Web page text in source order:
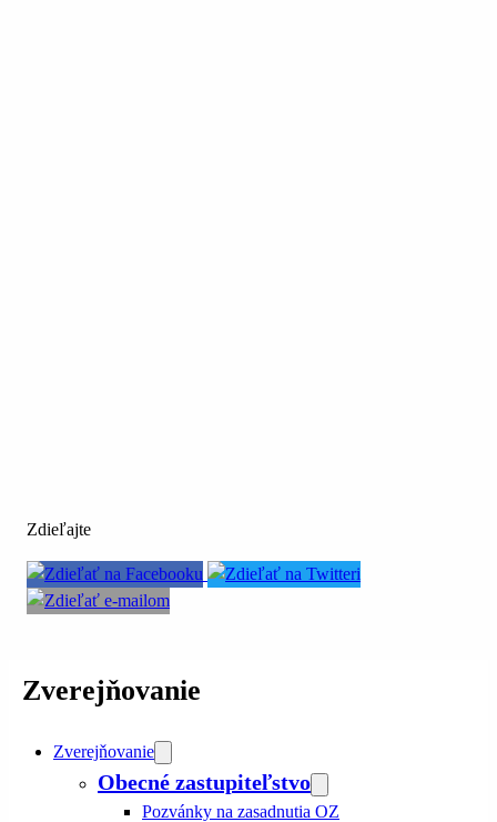
Zdieľajte
Zverejňovanie
Zverejňovanie
Obecné zastupiteľstvo
Pozvánky na zasadnutia OZ